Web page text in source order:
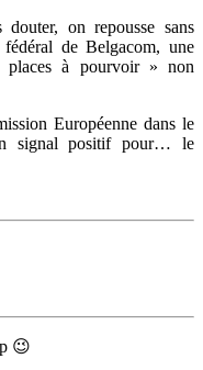
on repousse sans
fédéral de Belgacom, une
à pourvoir » non
Européenne dans le
signal positif pour… le
😉